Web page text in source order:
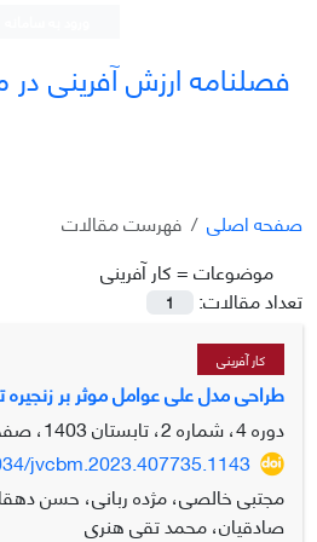
فصلنامه ارزش آفرینی
صفحه اصلی
فهرست مقالات
موضوعات =کار آفرینی
تعداد مقالات:
1
کار آفرینی
طراحی مدل علی عوامل موثر بر زنجیره
دوره 4، شماره 2، تابستان 1403، صفحه
jvcbm.2023.407735.1143
مجتبی خالصی، مژده ربانی، حسن
صادقیان، محمد تقی هنری